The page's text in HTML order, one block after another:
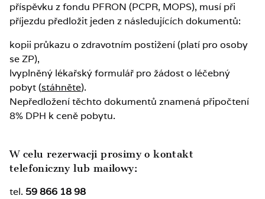
příspěvku z fondu PFRON (PCPR, MOPS), musí při
příjezdu předložit jeden z následujících dokumentů:
kopii průkazu o zdravotním postižení (platí pro osoby
se ZP),
lvyplněný lékařský formulář pro žádost o léčebný
pobyt (stáhněte).
Nepředložení těchto dokumentů znamená připočtení
8% DPH k ceně pobytu.
W celu rezerwacji prosimy o kontakt
telefoniczny lub mailowy:
tel. 59 866 18 98